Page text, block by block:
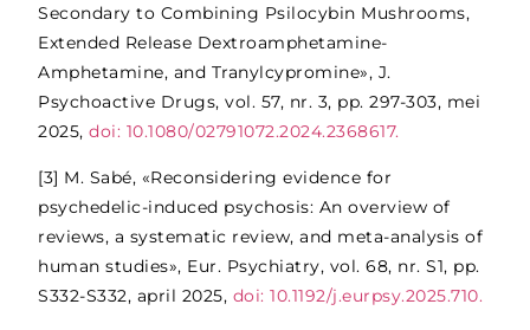
Secondary to Combining Psilocybin Mushrooms,
Extended Release Dextroamphetamine-
Amphetamine, and Tranylcypromine», J.
Psychoactive Drugs, vol. 57, nr. 3, pp. 297-303, mei
2025,doi: 10.1080/02791072.2024.2368617.
[3] M. Sabé, «Reconsidering evidence for
psychedelic-induced psychosis: An overview of
reviews, a systematic review, and meta-analysis of
human studies», Eur. Psychiatry, vol. 68, nr. S1, pp.
S332-S332, april 2025, doi: 10.1192/j.eurpsy.2025.710.